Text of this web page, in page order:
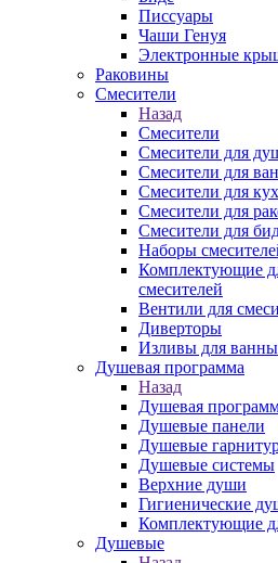
Писсуары
Чаши Генуя
Электронные
Раковины
Смесители
Назад
Смесители
Смесители для
Смесители для
Смесители для
Смесители для
Смесители для
Наборы
Комплектующие
смесителей
Вентили для
Диверторы
Изливы для ванны
Душевая программа
Назад
Душевая
Душевые панели
Душевые
Душевые системы
Верхние души
Гигиенические
Комплектующие
Душевые